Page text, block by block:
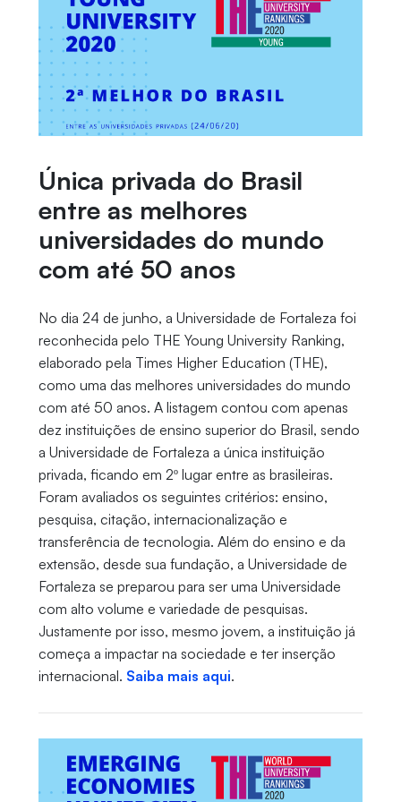
Única privada do Brasil
entre as melhores
universidades do mundo
com até 50 anos
No dia 24 de junho, a Universidade de Fortaleza foi
reconhecida pelo THE Young University Ranking,
elaborado pela Times Higher Education (THE),
como uma das melhores universidades do mundo
com até 50 anos. A listagem contou com apenas
dez instituições de ensino superior do Brasil, sendo
a Universidade de Fortaleza a única instituição
privada, ficando em 2º lugar entre as brasileiras.
Foram avaliados os seguintes critérios: ensino,
pesquisa, citação, internacionalização e
transferência de tecnologia. Além do ensino e da
extensão, desde sua fundação, a Universidade de
Fortaleza se preparou para ser uma Universidade
com alto volume e variedade de pesquisas.
Justamente por isso, mesmo jovem, a instituição já
começa a impactar na sociedade e ter inserção
internacional. Saiba mais aqui.